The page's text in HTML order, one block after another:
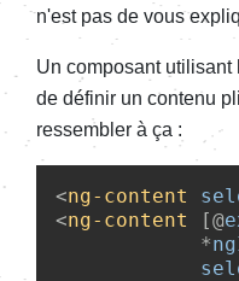
n'est pas de vous
Un composant
de définir un contenu
ressembler à ça :
<ng-content
<ng-content [@
            *